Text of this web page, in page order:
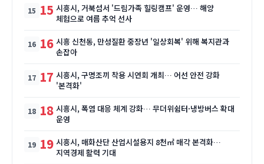
15 시흥시, 거북섬서 '드림가족 힐링캠프' 운영… 해양
체험으로 여름 추억 선사
16 시흥 신천동, 만성질환 중장년 '일상회복' 위해 복지관과
손잡아
17 시흥시, 구명조끼 착용 시연회 개최… 어선 안전 강화
'본격화'
18 시흥시, 폭염 대응 체계 강화… 무더위쉼터·냉방버스 확대
운영
19 시흥시, 매화산단 산업시설용지 8천㎡ 매각 본격화…
지역경제 활력 기대